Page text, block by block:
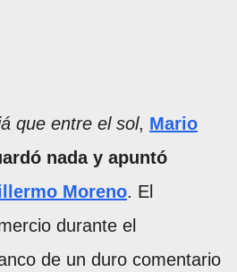
que entre el sol, Mario
nada y apuntó
Moreno. El
durante el
de un duro comentario